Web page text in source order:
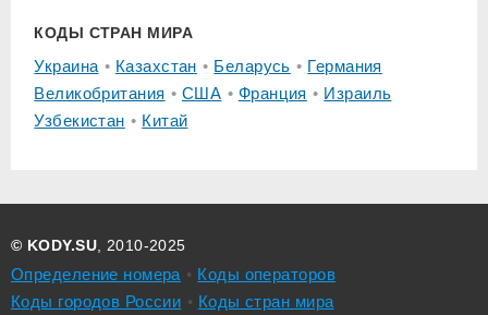
КОДЫ СТРАН МИРА
Украина Казахстан Беларусь
Германия
Великобритания
США Франция
Израиль
Узбекистан
Китай
© KODY.SU, 2010-2025
Определение номера
Коды операторов
Коды городов России
Коды стран мира